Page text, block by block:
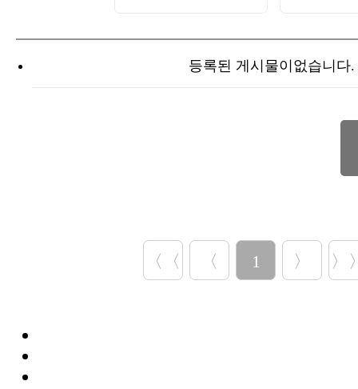
등록된 게시물이없습니다.
〈〈 〈 1 〉 〉